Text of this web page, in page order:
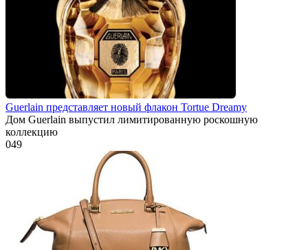
Guerlain представляет новый флакон Tortue Dreamy
Дом Guerlain выпустил лимитированную роскошную
коллекцию
049